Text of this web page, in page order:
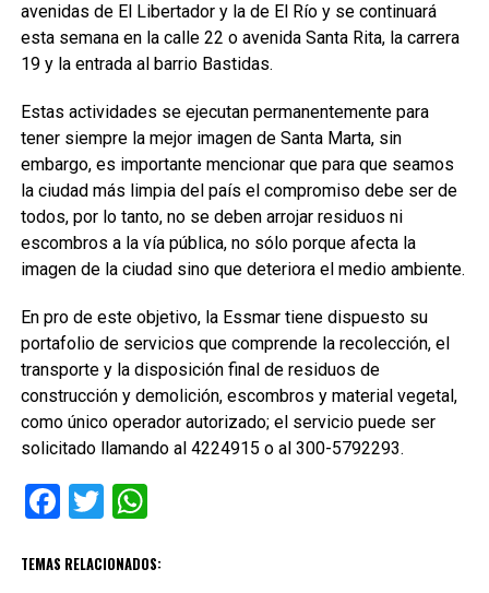
avenidas de El Libertador y la de El Río y se continuará
esta semana en la calle 22 o avenida Santa Rita, la carrera
19 y la entrada al barrio Bastidas.
Estas actividades se ejecutan permanentemente para
tener siempre la mejor imagen de Santa Marta, sin
embargo, es importante mencionar que para que seamos
la ciudad más limpia del país el compromiso debe ser de
todos, por lo tanto, no se deben arrojar residuos ni
escombros a la vía pública, no sólo porque afecta la
imagen de la ciudad sino que deteriora el medio ambiente.
En pro de este objetivo, la Essmar tiene dispuesto su
portafolio de servicios que comprende la recolección, el
transporte y la disposición final de residuos de
construcción y demolición, escombros y material vegetal,
como único operador autorizado; el servicio puede ser
solicitado llamando al 4224915 o al 300-5792293.
Facebook
TwitterWhatsApp
TEMAS RELACIONADOS: